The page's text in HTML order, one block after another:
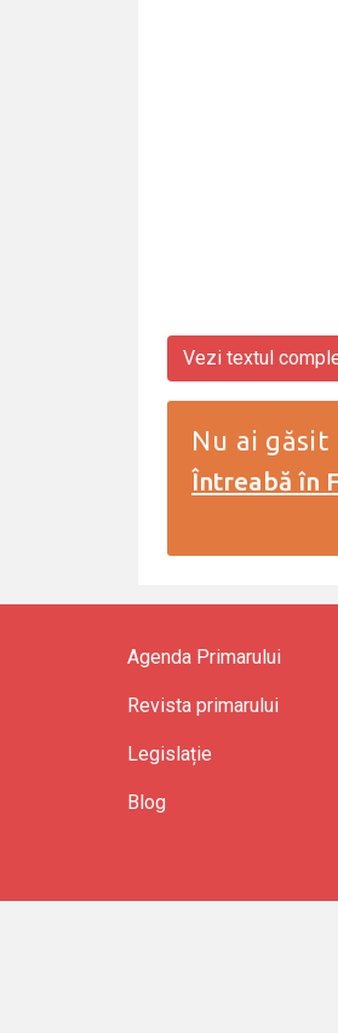
Vezi textul
Nu ai găsit
Întreabă în
Agenda Primarului
Revista primarului
Legislație
Blog